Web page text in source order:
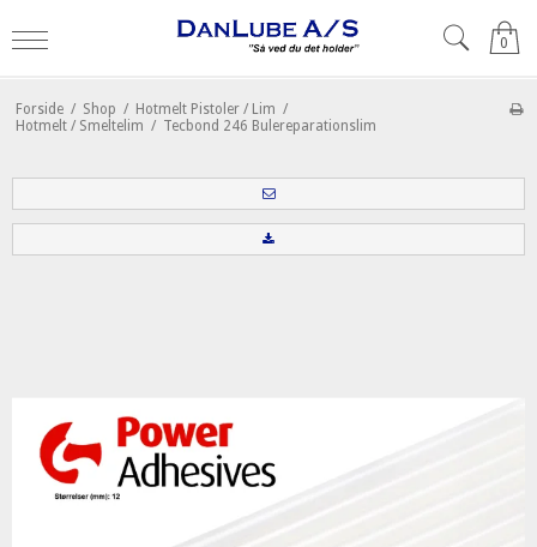
0
Forside / Shop / Hotmelt Pistoler / Lim /
Hotmelt / Smeltelim / Tecbond 246 Bulereparationslim